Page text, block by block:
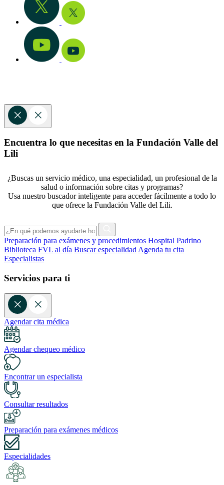
Encuentra lo que necesitas en la Fundación Valle del
Lili
¿Buscas un servicio médico, una especialidad, un profesional de la
salud o información sobre citas y programas?
Usa nuestro buscador inteligente para acceder fácilmente a todo lo
que ofrece la Fundación Valle del Lili.
Preparación para exámenes y procedimientos Hospital Padrino
Biblioteca FVL al día Buscar especialidad Agenda tu cita
Especialistas
Servicios para ti
Agendar cita médica
Agendar chequeo médico
Encontrar un especialista
Consultar resultados
Preparación para exámenes médicos
Especialidades